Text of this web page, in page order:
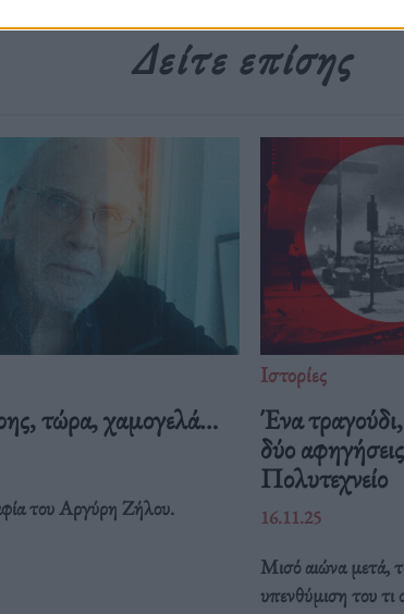
Δείτε επίσης
τώρα, χαμογελά…
του Αργύρη Ζήλου.
Ιστορίες
Ένα
δύο
Πολυτεχνείο
16.11.25
Μισό αιώνα μετά,
υπενθύμιση του τι